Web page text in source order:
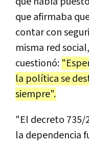
que afirmaba
contar con
misma red
cuestionó:
la política se
siempre".
"El decreto 735/
la dependencia